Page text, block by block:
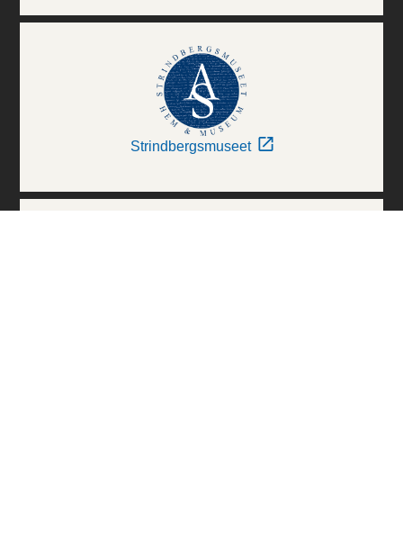
Strindbergsmuseet